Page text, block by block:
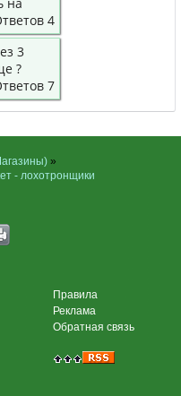
4
3
?
7
»
- лохотронщики
Правила
Реклама
Обратная связь